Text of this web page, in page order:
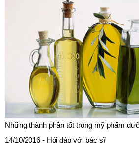
Những thành phần tốt trong mỹ phẩm
14/10/2016 - Hỏi đáp với bác sĩ